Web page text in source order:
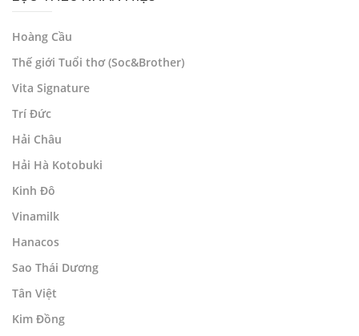
Hoàng Cầu
Thế giới Tuổi thơ (Soc&Brother)
Vita Signature
Trí Đức
Hải Châu
Hải Hà Kotobuki
Kinh Đô
Vinamilk
Hanacos
Sao Thái Dương
Tân Việt
Kim Đồng